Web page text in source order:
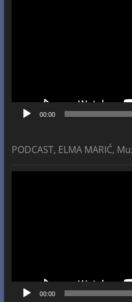
00:00
PODCAST, ELMA MARIĆ,
00:00